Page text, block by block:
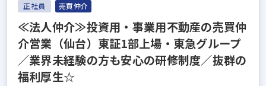
正社員 売買仲介
≪法人仲介≫投資用・事業用不動産の売買仲
介営業（仙台）東証1部上場・東急グループ
／業界未経験の方も安心の研修制度／抜群の
福利厚生☆